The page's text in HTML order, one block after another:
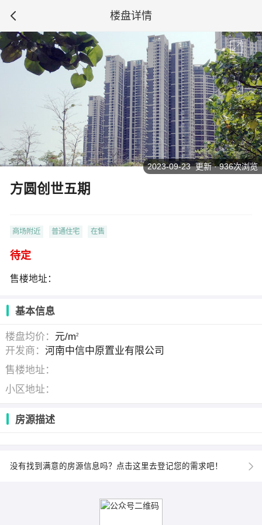
楼盘详情
方圆创世五期
商场附近 普通住宅 在售
待定
售楼地址：
2023-09-23 更新 · 936次浏览
基本信息
楼盘均价： 元/m2
开发商：河南中信中原置业有限公司
售楼地址：
小区地址：
房源描述
没有找到满意的房源信息吗？点击这里去登记您的需求吧！